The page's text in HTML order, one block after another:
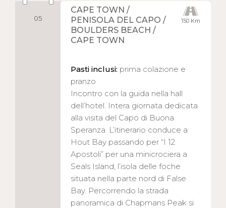
05 150 Km
CAPE TOWN /
PENISOLA DEL CAPO /
BOULDERS BEACH /
CAPE TOWN
Pasti inclusi: prima colazione e
pranzo
Incontro con la guida nella hall
dell’hotel. Intera giornata dedicata
alla visita del Capo di Buona
Speranza. L’itinerario conduce a
Hout Bay passando per “I 12
Apostoli” per una minicrociera a
Seals Island, l’isola delle foche
situata nella parte nord di False
Bay. Percorrendo la strada
panoramica di Chapmans Peak si